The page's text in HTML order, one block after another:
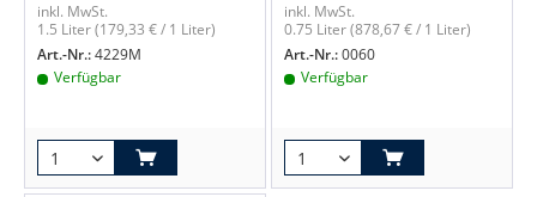
inkl. MwSt.
1.5 Liter(179,33 € / 1 Liter)
Art.-Nr.:4229M
Verfügbar
inkl. MwSt.
0.75 Liter(878,67 € / 1 Liter)
Art.-Nr.:0060
Verfügbar